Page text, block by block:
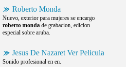
Roberto Monda
Nuevo, exterior para mujeres se encargo
roberto monda de grabacion, edicion
especial sobre aruba.
Jesus De Nazaret Ver Pelicula
Sonido profesional en en.